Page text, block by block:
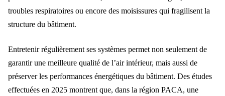
troubles respiratoires ou encore des moisissures qui fragilisent la
structure du bâtiment.
Entretenir régulièrement ses systèmes permet non seulement de
garantir une meilleure qualité de l’air intérieur, mais aussi de
préserver les performances énergétiques du bâtiment. Des études
effectuées en 2025 montrent que, dans la région PACA, une